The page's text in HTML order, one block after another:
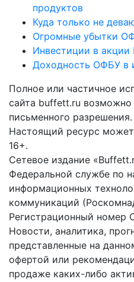
продуктов
Куда только не
Огромные убытки
Инвестиции в акции
Доходность ОФБУ в
Полное или частичное
сайта buffett.ru возможно
письменного разрешения.
Настоящий ресурс
16+.
Сетевое издание
Федеральной службе по
информационных
коммуникаций
Регистрационный
Новости, аналитика,
представленные на
офертой или
продаже каких-либо